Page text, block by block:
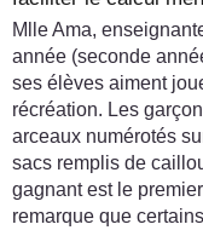
Mlle Ama,
année (seconde
ses élèves aiment
récréation. Les
arceaux numérotés
sacs remplis de
gagnant est le
remarque que